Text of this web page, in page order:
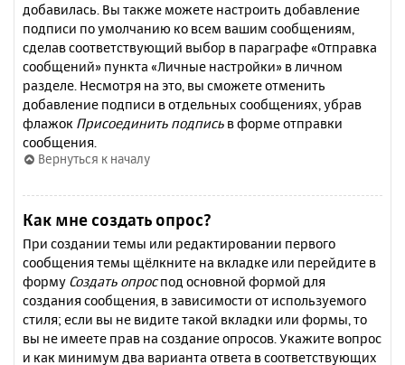
добавилась. Вы также можете настроить добавление
подписи по умолчанию ко всем вашим сообщениям,
сделав соответствующий выбор в параграфе «Отправка
сообщений» пункта «Личные настройки» в личном
разделе. Несмотря на это, вы сможете отменить
добавление подписи в отдельных сообщениях, убрав
флажок Присоединить подпись в форме отправки
сообщения.
Вернуться к началу
Как мне создать опрос?
При создании темы или редактировании первого
сообщения темы щёлкните на вкладке или перейдите в
форму Создать опроспод основной формой для
создания сообщения, в зависимости от используемого
стиля; если вы не видите такой вкладки или формы, то
вы не имеете прав на создание опросов. Укажите вопрос
и как минимум два варианта ответа в соответствующих